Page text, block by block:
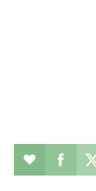
Verhaal